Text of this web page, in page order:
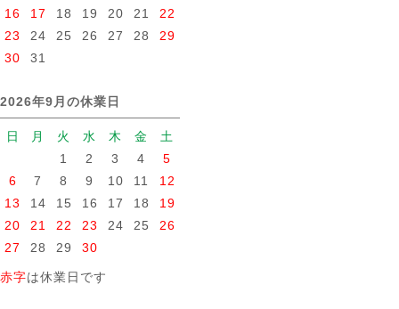
16
17 18 19 20 21
22
23
24 25 26 27 28
29
30
31
2026年9月の休業日
日 月 火 水 木 金
土
1
2 3 4
5
6
7 8 9 10 11
12
13
14 15 16 17 18
19
20
21 22 23 24 25
26
27
28 29 30
赤字は休業日です